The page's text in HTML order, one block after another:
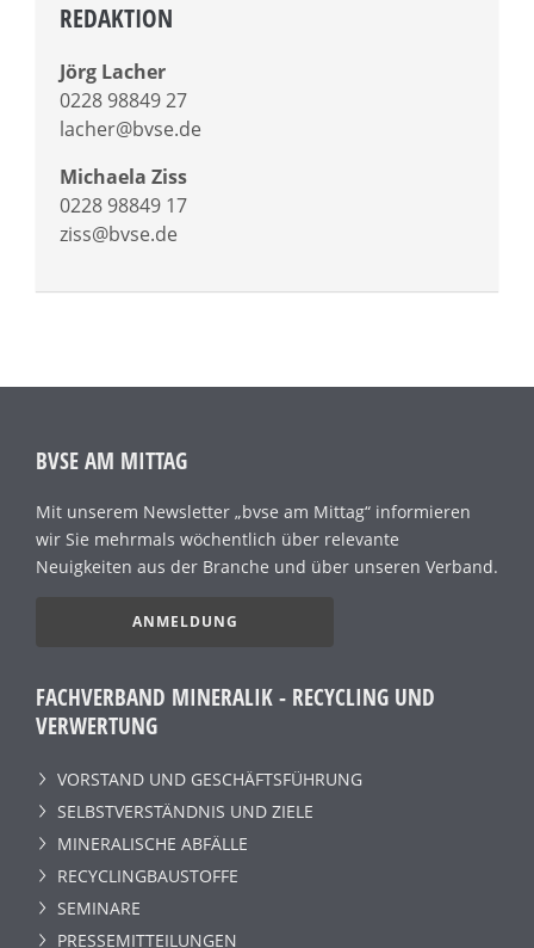
REDAKTION
Jörg Lacher
0228 98849 27
lacher@bvse.de
Michaela Ziss
0228 98849 17
ziss@bvse.de
BVSE AM MITTAG
Mit unserem Newsletter „bvse am Mittag“ informieren
wir Sie mehrmals wöchentlich über relevante
Neuigkeiten aus der Branche und über unseren Verband.
ANMELDUNG
FACHVERBAND MINERALIK - RECYCLING UND
VERWERTUNG
VORSTAND UND GESCHÄFTSFÜHRUNG
SELBSTVERSTÄNDNIS UND ZIELE
MINERALISCHE ABFÄLLE
RECYCLINGBAUSTOFFE
SEMINARE
PRESSEMITTEILUNGEN